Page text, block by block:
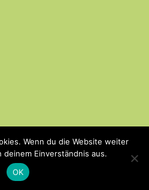
Wenn du die Website weiter
Einverständnis aus.
OK